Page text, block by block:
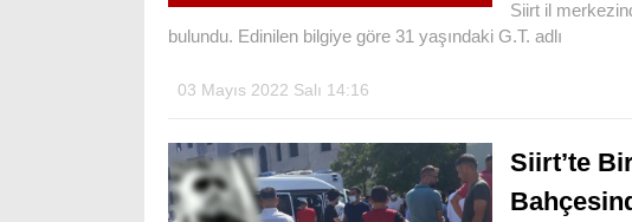
Siirt il
bulundu. Edinilen bilgiye göre 31 yaşındaki G.T. adlı
03 Mayıs 2022 Salı 14:16
Siirt’te